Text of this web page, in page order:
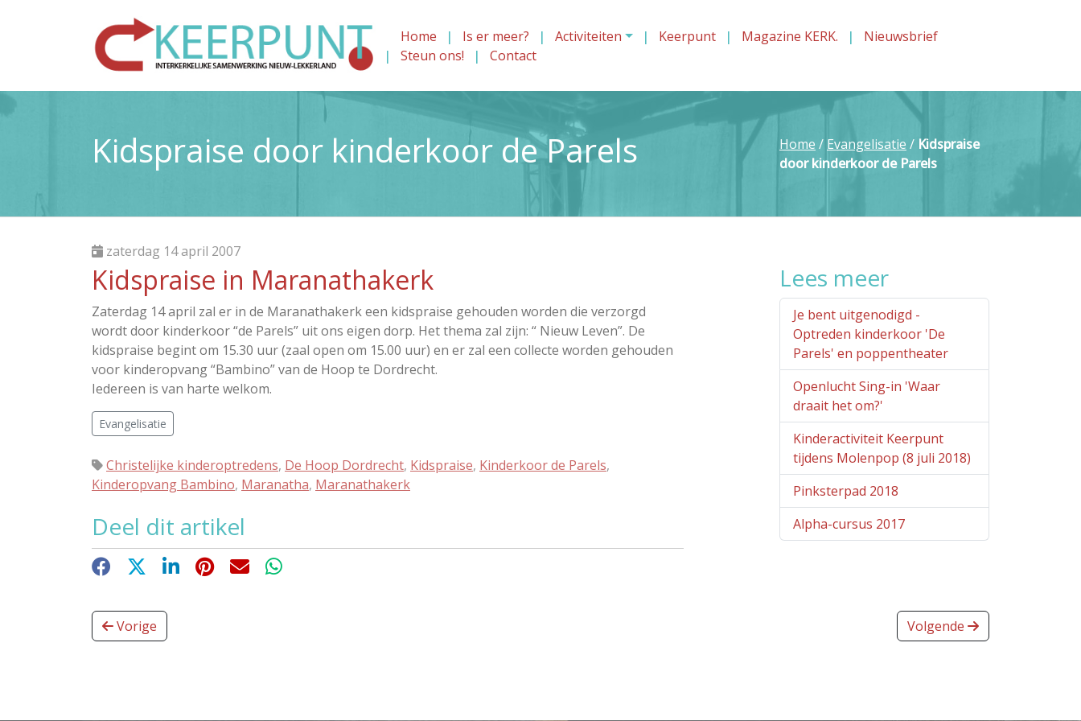
Home Is er meer? Activiteiten Keerpunt Magazine KERK.
Nieuwsbrief
Steun ons!
Contact
Kidspraise door kinderkoor de Parels Home / Evangelisatie / Kidspraise
door kinderkoor de Parels
zaterdag 14 april 2007
Kidspraise in Maranathakerk
Zaterdag 14 april zal er in de Maranathakerk een kidspraise gehouden worden die verzorgd
wordt door kinderkoor “de Parels” uit ons eigen dorp. Het thema zal zijn: “ Nieuw Leven”. De
kidspraise begint om 15.30 uur (zaal open om 15.00 uur) en er zal een collecte worden gehouden
voor kinderopvang “Bambino” van de Hoop te Dordrecht.
Iedereen is van harte welkom.
Evangelisatie
Christelijke kinderoptredens, De Hoop Dordrecht, Kidspraise, Kinderkoor de Parels,
Kinderopvang Bambino, Maranatha, Maranathakerk
Deel dit artikel
Facebook LinkedInPinterestE-mailWhatsApp
Lees meer
Je bent uitgenodigd -
Optreden kinderkoor 'De
Parels' en poppentheater
Openlucht Sing-in 'Waar
draait het om?'
Kinderactiviteit Keerpunt
tijdens Molenpop (8 juli 2018)
Pinksterpad 2018
Alpha-cursus 2017
Vorige Volgende